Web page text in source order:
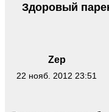
Zep
22 нояб. 2012 23:51
Здоровый